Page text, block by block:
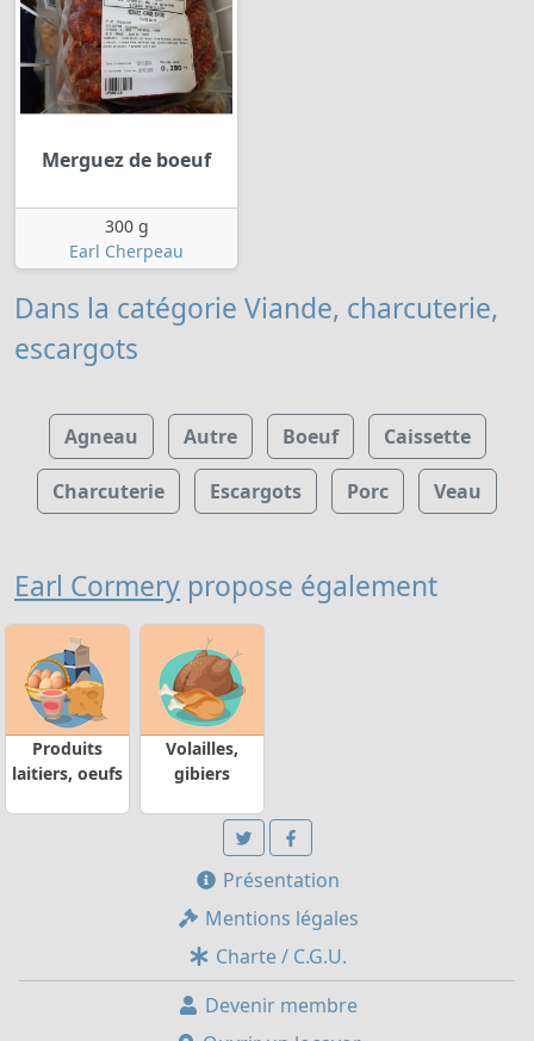
Merguez de boeuf
300 g
Earl Cherpeau
Dans la catégorie Viande, charcuterie,
escargots
Agneau Autre Boeuf Caissette
Charcuterie Escargots Porc Veau
Earl Cormery propose également
Produits
laitiers, oeufs
Volailles,
gibiers
Présentation
Mentions légales
Charte / C.G.U.
Devenir membre